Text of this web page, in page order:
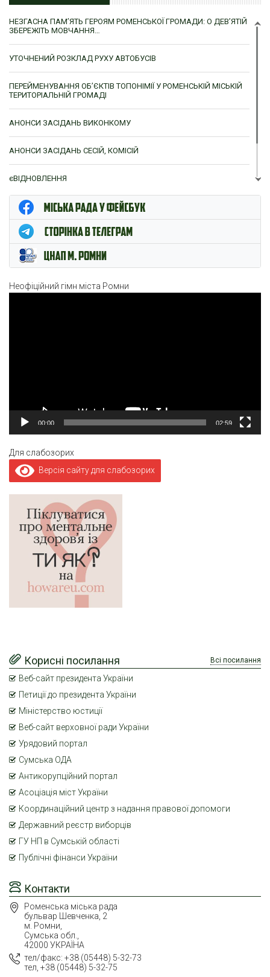
НЕЗГАСНА ПАМ’ЯТЬ ГЕРОЯМ РОМЕНСЬКОЇ ГРОМАДИ: О ДЕВ’ЯТІЙ
ЗБЕРЕЖІТЬ МОВЧАННЯ…
УТОЧНЕНИЙ РОЗКЛАД РУХУ АВТОБУСІВ
ПЕРЕЙМЕНУВАННЯ ОБ’ЄКТІВ ТОПОНІМІЇ У РОМЕНСЬКІЙ МІСЬКІЙ
ТЕРИТОРІАЛЬНІЙ ГРОМАДІ
АНОНСИ ЗАСІДАНЬ ВИКОНКОМУ
АНОНСИ ЗАСІДАНЬ СЕСІЙ, КОМІСІЙ
єВІДНОВЛЕННЯ
ЦНАП м. Ромни
Неофіційний гімн міста Ромни
00:00 02:59
Для слабозорих
Версія сайту для слабозорих
Контакти
Роменська міська рада
бульвар Шевченка, 2
м. Ромни,
Сумська обл.,
42000 УКРАЇНА
тел/факс: +38 (05448) 5-32-73
тел, +38 (05448) 5-32-75
Корисні посилання Всі посилання
Веб-сайт президента України
Петиції до президента України
Міністерство юстиції
Веб-сайт верховної ради України
Урядовий портал
Сумська ОДА
Антикорупційний портал
Асоціація міст України
Координаційний центр з надання правової допомоги
Державний реєстр виборців
ГУ НП в Сумській області
Публічні фінанси України